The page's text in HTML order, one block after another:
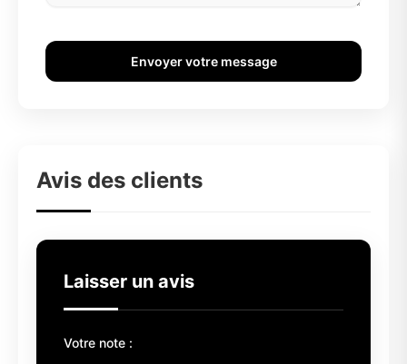
Envoyer votre message
Avis des clients
Laisser un avis
Votre note :